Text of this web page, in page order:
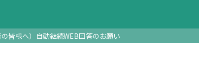
の皆様へ）自動継続WEB回答のお願い